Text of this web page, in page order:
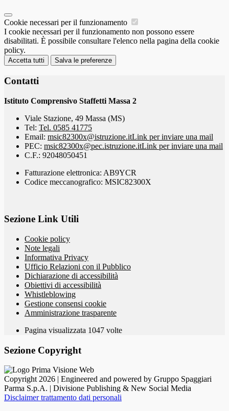
Cookie necessari per il funzionamento
I cookie necessari per il funzionamento non possono essere
disabilitati. È possibile consultare l'elenco nella pagina della cookie
policy.
Accetta tutti Salva le preferenze
Contatti
Istituto Comprensivo Staffetti Massa 2
Viale Stazione, 49 Massa (MS)
Tel: Tel. 0585 41775
Email: msic82300x@istruzione.itLink per inviare una mail
PEC: msic82300x@pec.istruzione.itLink per inviare una mail
C.F.: 92048050451
Fatturazione elettronica: AB9YCR
Codice meccanografico: MSIC82300X
Sezione Link Utili
Cookie policy
Note legali
Informativa Privacy
Ufficio Relazioni con il Pubblico
Dichiarazione di accessibilità
Obiettivi di accessibilità
Whistleblowing
Gestione consensi cookie
Amministrazione trasparente
Pagina visualizzata 1047 volte
Sezione Copyright
Copyright 2026 | Engineered and powered by Gruppo Spaggiari
Parma S.p.A. | Divisione Publishing & New Social Media
Disclaimer trattamento dati personali